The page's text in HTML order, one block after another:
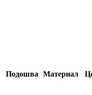
Подошва Материал